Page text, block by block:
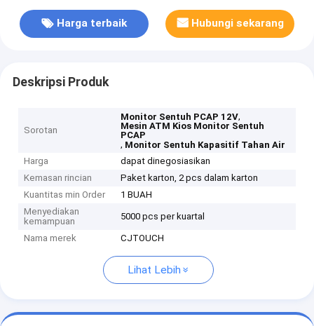
Harga terbaik Hubungi sekarang
Deskripsi Produk
Sorotan
Monitor Sentuh PCAP 12V,
Mesin ATM Kios Monitor Sentuh
PCAP
, Monitor Sentuh Kapasitif Tahan Air
Harga
dapat dinegosiasikan
Kemasan rincian
Paket karton, 2 pcs dalam karton
Kuantitas min Order
1 BUAH
Menyediakan
kemampuan
5000 pcs per kuartal
Nama merek CJTOUCH
Lihat Lebih